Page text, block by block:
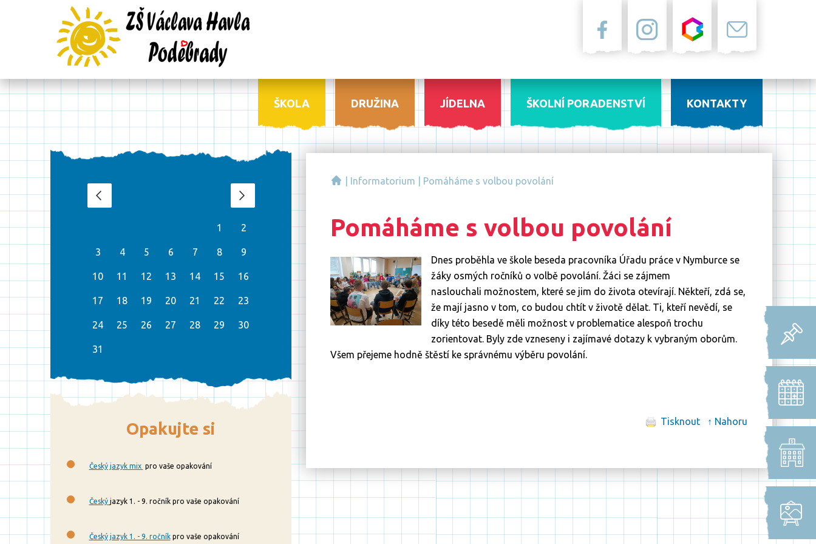
ŠKOLA DRUŽINA JÍDELNA ŠKOLNÍ PORADENSTVÍ KONTAKTY
Informatorium Pomáháme s volbou povolání
Pomáháme s volbou povolání
Dnes proběhla ve škole beseda pracovníka Úřadu práce v Nymburce se
žáky osmých ročníků o volbě povolání. Žáci se zájmem
naslouchali možnostem, které se jim do života otevírají. Někteří, zdá se,
že mají jasno v tom, co budou chtít v životě dělat. Ti, kteří nevědí, se
díky této besedě měli možnost v problematice alespoň trochu
zorientovat. Byly zde vzneseny i zajímavé dotazy k vybraným oborům.
Všem přejeme hodně štěstí ke správnému výběru povolání.
Tisknout ↑ Nahoru
1 2
3 4 5 6 7 8 9
10 11 12 13 14 15 16
17 18 19 20 21 22 23
24 25 26 27 28 29 30
31
Opakujte si
Český jazyk mix pro vaše opakování
Český jazyk 1. - 9. ročník pro vaše opakování
Český jazyk 1. - 9. ročníkpro vaše opakování